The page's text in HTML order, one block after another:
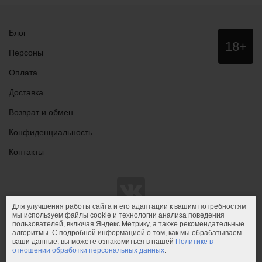
Блог
Персоны
Оплата
Доставка
Возврат и обмен
Конфиденциальность
Контакты
18+
сайт НЕ
для
© 2011-2026.PIPIDU.ru— интернет-магазин
интимных товаров (сексшоп).
— интернет-магазин, который доставляет удовольствие.
Для улучшения работы сайта и его адаптации к вашим потребностям
мы используем файлы cookie и технологии анализа поведения
пользователей, включая Яндекс Метрику, а также рекомендательные
алгоритмы. С подробной информацией о том, как мы обрабатываем
ваши данные, вы можете ознакомиться в нашей Политике в
отношении обработки персональных данных.